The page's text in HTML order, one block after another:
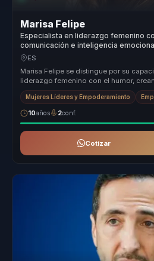
Marisa Felipe
Especialista en liderazgo femenino
comunicación e inteligencia
y acción para mujeres líderes.
ES
Marisa Felipe se distingue por su
liderazgo femenino con el humor,
transforma equ...
Mujeres Líderes y Empoderamiento
10años 2conf.
Cotizar